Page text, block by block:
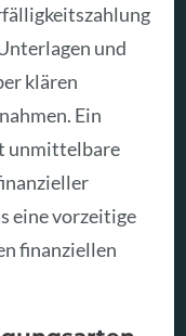
und
klären
Ein
unmittelbare
eine vorzeitige
finanziellen